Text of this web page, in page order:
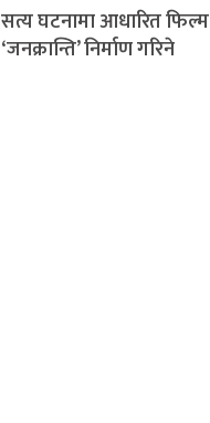
सत्य घटनामा आधारित फिल्म
‘जनक्रान्ति’ निर्माण गरिने